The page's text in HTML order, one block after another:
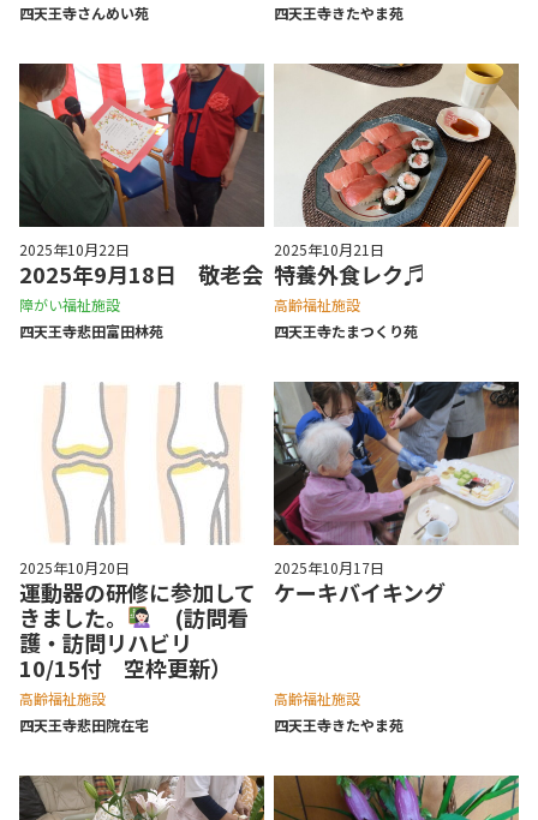
四天王寺さんめい苑
四天王寺きたやま苑
2025年10月22日
2025年9月18日 敬老会
障がい福祉施設
四天王寺悲⽥富⽥林苑
2025年10月21日
特養外食レク♬
高齢福祉施設
四天王寺たまつくり苑
2025年10月20日
運動器の研修に参加して
きました。
(訪問看
護・訪問リハビリ
10/15付 空枠更新）
高齢福祉施設
四天王寺悲⽥院在宅
2025年10月17日
ケーキバイキング
高齢福祉施設
四天王寺きたやま苑